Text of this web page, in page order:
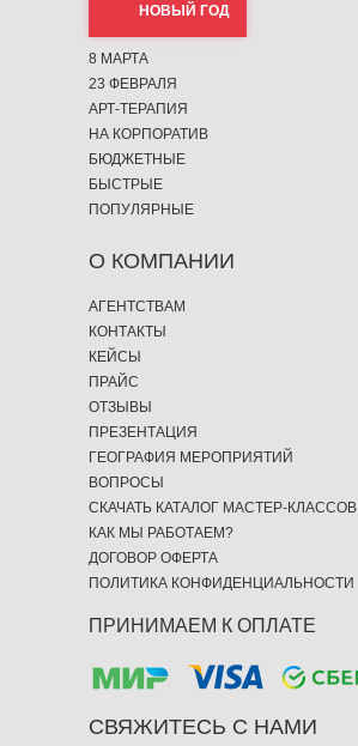
О КОМПАНИИ
ПРИНИМАЕМ К ОПЛАТЕ
НОВЫЙ ГОД
8 МАРТА
23 ФЕВРАЛЯ
АРТ-ТЕРАПИЯ
НА КОРПОРАТИВ
БЮДЖЕТНЫЕ
БЫСТРЫЕ
ПОПУЛЯРНЫЕ
СВЯЖИТЕСЬ С НАМИ
АГЕНТСТВАМ
КОНТАКТЫ
КЕЙСЫ
ПРАЙС
ОТЗЫВЫ
ПРЕЗЕНТАЦИЯ
ГЕОГРАФИЯ МЕРОПРИЯТИЙ
ВОПРОСЫ
СКАЧАТЬ КАТАЛОГ МАСТЕР-КЛАССОВ
КАК МЫ РАБОТАЕМ?
ДОГОВОР ОФЕРТА
ПОЛИТИКА КОНФИДЕНЦИАЛЬНОСТИ